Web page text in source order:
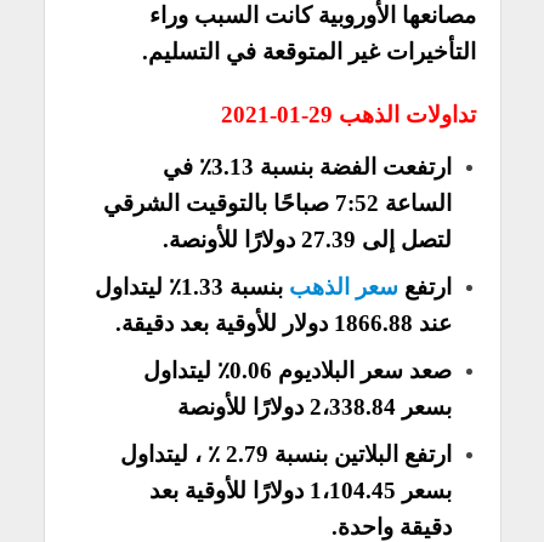
مصانعها الأوروبية كانت السبب وراء
التأخيرات غير المتوقعة في التسليم.
تداولات الذهب 29-01-2021
ارتفعت الفضة بنسبة 3.13٪ في
الساعة 7:52 صباحًا بالتوقيت الشرقي
لتصل إلى 27.39 دولارًا للأونصة.
ارتفعسعر الذهب
بنسبة 1.33٪ ليتداول
عند 1866.88 دولار للأوقية بعد دقيقة.
صعد سعر البلاديوم 0.06٪ ليتداول
بسعر 2،338.84 دولارًا للأونصة
ارتفع البلاتين بنسبة 2.79 ٪ ، ليتداول
بسعر 1،104.45 دولارًا للأوقية بعد
دقيقة واحدة.